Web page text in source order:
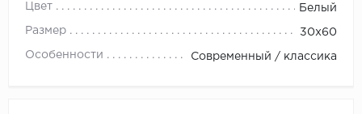
Цвет Белый
Размер 30x60
Особенности Современный / классика